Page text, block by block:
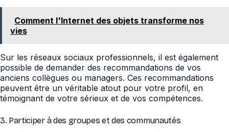
Comment l'Internet des objets transforme nos
vies
Sur les réseaux sociaux professionnels, il est également
possible de demander des recommandations de vos
anciens collègues ou managers. Ces recommandations
peuvent être un véritable atout pour votre profil, en
témoignant de votre sérieux et de vos compétences.
3. Participer à des groupes et des communautés